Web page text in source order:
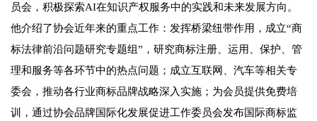
员会，积极探索AI在知识产权服务中的实践和未来发展方向。
他介绍了协会近年来的重点工作：发挥桥梁纽带作用，成立“商
标法律前沿问题研究专题组”，研究商标注册、运用、保护、管
理和服务等各环节中的热点问题；成立互联网、汽车等相关专
委会，推动各行业商标品牌战略深入实施；为会员提供免费培
训，通过协会品牌国际化发展促进工作委员会发布国际商标监